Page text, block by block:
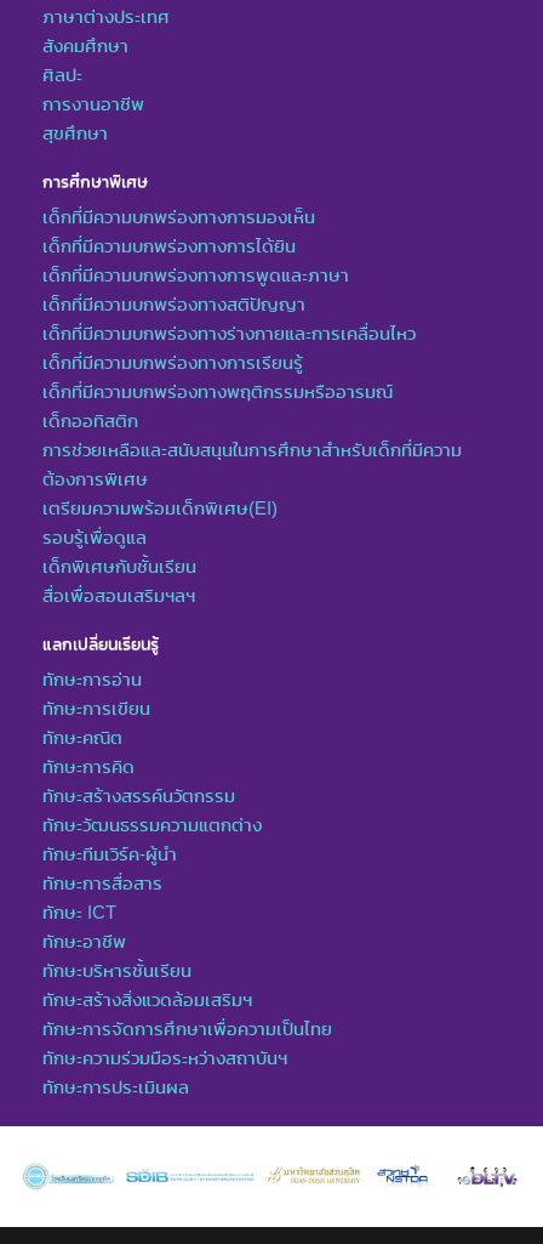
ภาษาต่างประเทศ
สังคมศึกษา
ศิลปะ
การงานอาชีพ
สุขศึกษา
การศึกษาพิเศษ
เด็กที่มีความบกพร่องทางการมองเห็น
เด็กที่มีความบกพร่องทางการได้ยิน
เด็กที่มีความบกพร่องทางการพูดและภาษา
เด็กที่มีความบกพร่องทางสติปัญญา
เด็กที่มีความบกพร่องทางร่างกายและการเคลื่อนไหว
เด็กที่มีความบกพร่องทางการเรียนรู้
เด็กที่มีความบกพร่องทางพฤติกรรมหรืออารมณ์
เด็กออทิสติก
การช่วยเหลือและสนับสนุนในการศึกษาสำหรับเด็กที่มีความ
ต้องการพิเศษ
เตรียมความพร้อมเด็กพิเศษ(EI)
รอบรู้เพื่อดูแล
เด็กพิเศษกับชั้นเรียน
สื่อเพื่อสอนเสริมฯลฯ
แลกเปลี่ยนเรียนรู้
ทักษะการอ่าน
ทักษะการเขียน
ทักษะคณิต
ทักษะการคิด
ทักษะสร้างสรรค์นวัตกรรม
ทักษะวัฒนธรรมความแตกต่าง
ทักษะทีมเวิร์ค-ผู้นำ
ทักษะการสื่อสาร
ทักษะ ICT
ทักษะอาชีพ
ทักษะบริหารชั้นเรียน
ทักษะสร้างสิ่งแวดล้อมเสริมฯ
ทักษะการจัดการศึกษาเพื่อความเป็นไทย
ทักษะความร่วมมือระหว่างสถาบันฯ
ทักษะการประเมินผล